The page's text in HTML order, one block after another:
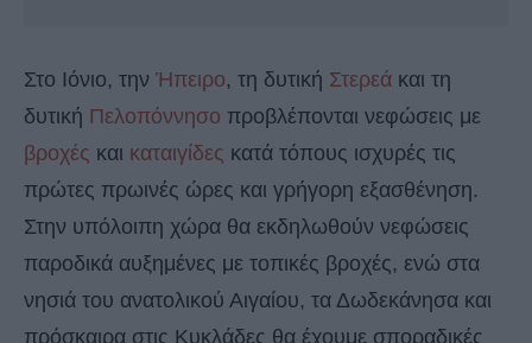
Στο Ιόνιο, την Ήπειρο, τη δυτική Στερεά και τη
δυτική Πελοπόννησο προβλέπονται νεφώσεις με
βροχές και καταιγίδες κατά τόπους ισχυρές τις
πρώτες πρωινές ώρες και γρήγορη εξασθένηση.
Στην υπόλοιπη χώρα θα εκδηλωθούν νεφώσεις
παροδικά αυξημένες με τοπικές βροχές, ενώ στα
νησιά του ανατολικού Αιγαίου, τα Δωδεκάνησα και
πρόσκαιρα στις Κυκλάδες θα έχουμε σποραδικές